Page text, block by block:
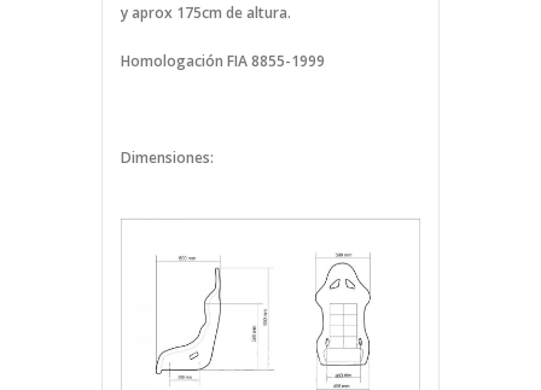
y aprox 175cm de altura.
Homologación FIA 8855-1999
Dimensiones: